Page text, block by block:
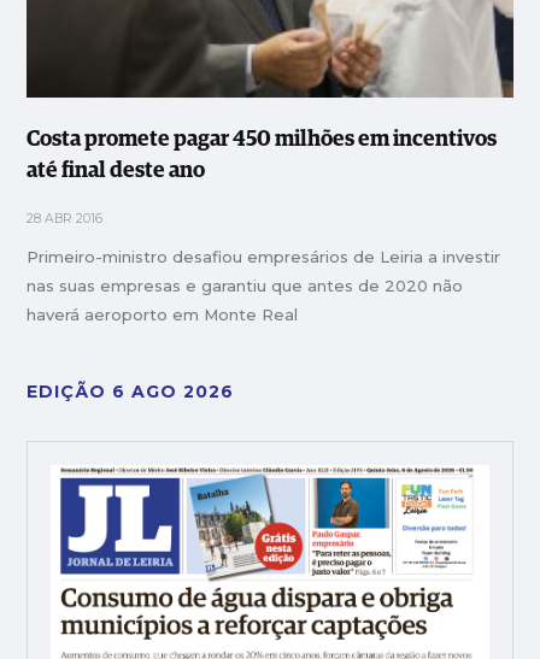
Costa promete pagar 450 milhões em incentivos
até final deste ano
28 ABR 2016
Primeiro-ministro desafiou empresários de Leiria a investir
nas suas empresas e garantiu que antes de 2020 não
haverá aeroporto em Monte Real
EDIÇÃO 6 AGO 2026